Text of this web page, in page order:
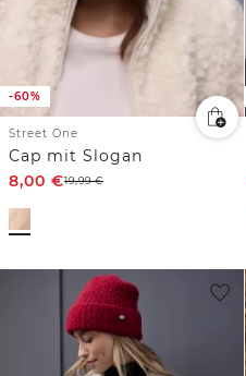
-60%
Street One
Cap mit Slogan
8,00 €19,99€